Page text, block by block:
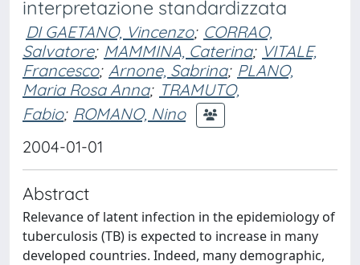
interpretazione standardizzata
DI GAETANO, Vincenzo; CORRAO,
Salvatore; MAMMINA, Caterina; VITALE,
Francesco; Arnone, Sabrina; PLANO,
Maria Rosa Anna; TRAMUTO,
Fabio; ROMANO, Nino
2004-01-01
Abstract
Relevance of latent infection in the epidemiology of
tuberculosis (TB) is expected to increase in many
developed countries. Indeed, many demographic,